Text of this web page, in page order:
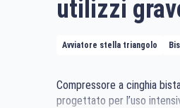
utilizzi
Avviatore stella triangolo
Compressore a cinghia
progettato per l’uso